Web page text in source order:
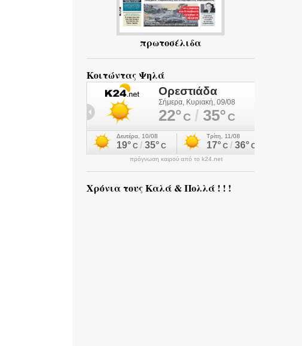
πρωτοσέλιδα
Κοιτώντας Ψηλά
πρόγνωση καιρού από το k24.net
Χρόνια τους Καλά & Πολλά ! ! !